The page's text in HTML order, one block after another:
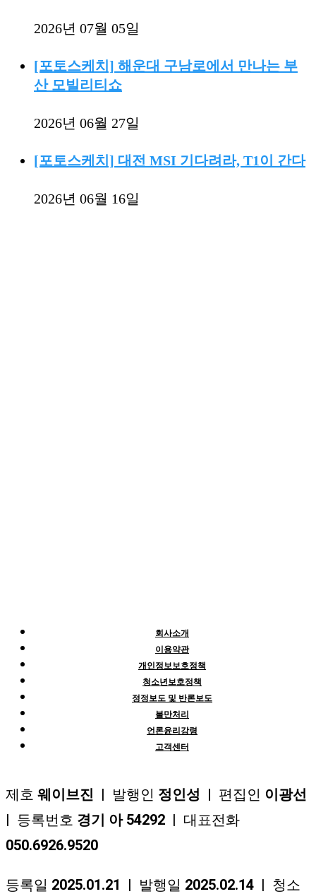
2026년 07월 05일
[포토스케치] 해운대 구남로에서 만나는 부
산 모빌리티쇼
2026년 06월 27일
[포토스케치] 대전 MSI 기다려라, T1이 간다
2026년 06월 16일
회사소개
이용약관
개인정보보호정책
청소년보호정책
정정보도 및 반론보도
불만처리
언론윤리강령
고객센터
제호 웨이브진 | 발행인 정인성 | 편집인 이광선
| 등록번호 경기 아 54292 | 대표전화
050.6926.9520
등록일 2025.01.21 | 발행일 2025.02.14 | 청소